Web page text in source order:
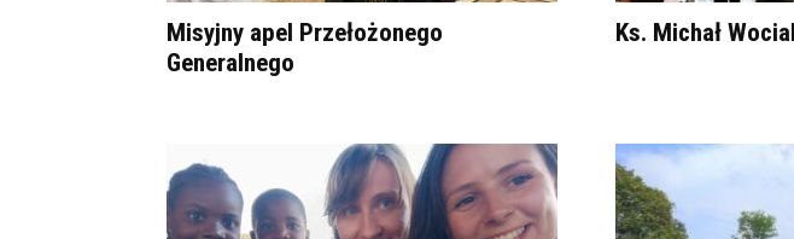
Misyjny apel Przełożonego
Generalnego
Ks. Michał